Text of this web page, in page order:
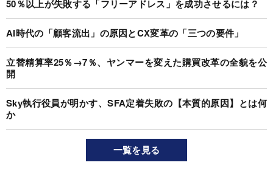
50％以上が失敗する「フリーアドレス」を成功させるには？
AI時代の「顧客流出」の原因とCX変革の「三つの要件」
立替精算率25％→7％、ヤンマーを変えた購買改革の全貌を公
開
Sky執行役員が明かす、SFA定着失敗の【本質的原因】とは何
か
一覧を見る